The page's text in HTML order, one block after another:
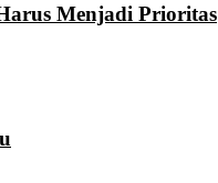
Menjadi Prioritas